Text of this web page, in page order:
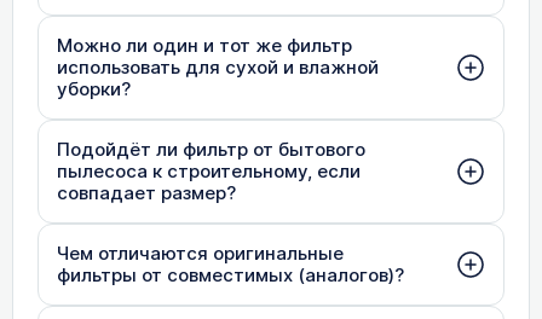
Можно ли один и тот же фильтр
использовать для сухой и влажной
уборки?
Подойдёт ли фильтр от бытового
пылесоса к строительному, если
совпадает размер?
Чем отличаются оригинальные
фильтры от совместимых (аналогов)?